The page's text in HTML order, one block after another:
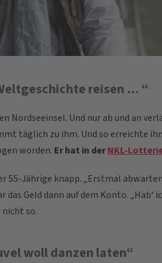
reisen … “
Nordseeinsel. Und nur ab und an
täglich zu ihm. Und so erreichte
worden. Er hat in derNKL-
55-Jährige knapp. „Erstmal
Geld dann auf dem Konto. „Hab‘
so.
woll danzen laten“